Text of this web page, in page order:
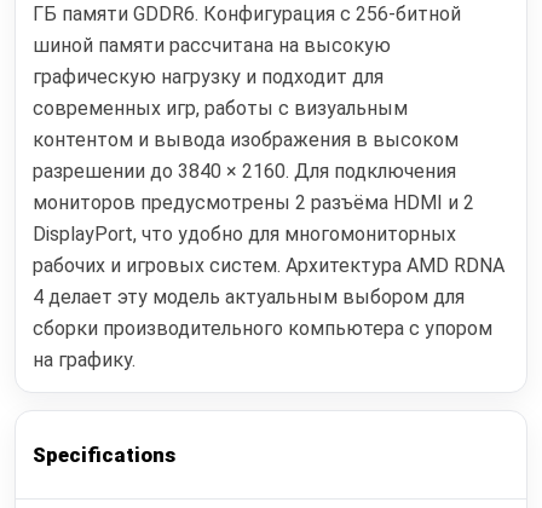
ГБ памяти GDDR6. Конфигурация с 256-битной
шиной памяти рассчитана на высокую
графическую нагрузку и подходит для
современных игр, работы с визуальным
контентом и вывода изображения в высоком
разрешении до 3840 × 2160. Для подключения
мониторов предусмотрены 2 разъёма HDMI и 2
DisplayPort, что удобно для многомониторных
рабочих и игровых систем. Архитектура AMD RDNA
4 делает эту модель актуальным выбором для
сборки производительного компьютера с упором
на графику.
Specifications